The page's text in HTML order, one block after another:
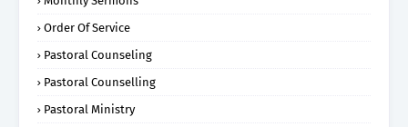
Order Of Service
Pastoral Counseling
Pastoral Counselling
Pastoral Ministry